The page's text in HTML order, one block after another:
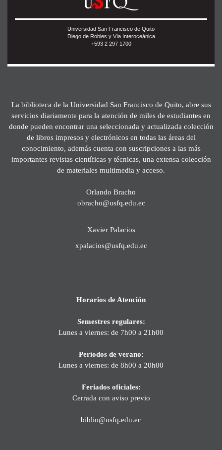
Universidad San Francisco de Quito
Diego de Robles y Vía Interoceánica
+593 2 297 1700
La biblioteca de la Universidad San Francisco de Quito, abre sus
servicios diariamente para la atención de miles de estudiantes en
donde pueden encontrar una seleccionada y actualizada colección
de libros impresos y electrónicos en todas las áreas del
conocimiento, además cuenta con suscripciones a las más
importantes revistas científicas y técnicas, una extensa colección
de materiales multimedia y acceso.
Orlando Bracho
obracho@usfq.edu.ec
Xavier Palacios
xpalacios@usfq.edu.ec
Horarios de Atención
Semestres regulares:
Lunes a viernes: de 7h00 a 21h00
Períodos de verano:
Lunes a viernes: de 8h00 a 20h00
Feriados oficiales:
Cerrada con aviso previo
biblio@usfq.edu.ec